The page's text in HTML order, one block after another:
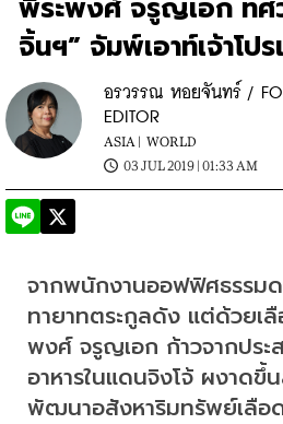
จิ้นฯ” จัมพ์เอาท์เจ้าโป
อรวรรณ หอยจันทร์ /
EDITOR
ASIA | WORLD
03 JUL 2019 | 01:33 AM
จากพนักงานออฟฟิศธรรม
ทายาทตระกูลดัง แต่ด้วยเ
พงศ์ จรูญเอก ก้าวจากปร
อาหารในแดนจิงโจ้ ผงาดขึ้
พัฒนาอสังหาริมทรัพย์เลือ